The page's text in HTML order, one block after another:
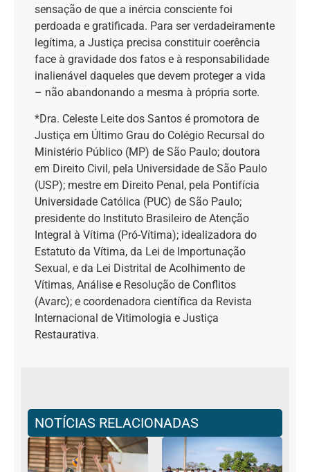
sensação de que a inércia consciente foi
perdoada e gratificada. Para ser verdadeiramente
legítima, a Justiça precisa constituir coerência
face à gravidade dos fatos e à responsabilidade
inalienável daqueles que devem proteger a vida
– não abandonando a mesma à própria sorte.
*Dra. Celeste Leite dos Santos é promotora de
Justiça em Último Grau do Colégio Recursal do
Ministério Público (MP) de São Paulo; doutora
em Direito Civil, pela Universidade de São Paulo
(USP); mestre em Direito Penal, pela Pontifícia
Universidade Católica (PUC) de São Paulo;
presidente do Instituto Brasileiro de Atenção
Integral à Vítima (Pró-Vítima); idealizadora do
Estatuto da Vítima, da Lei de Importunação
Sexual, e da Lei Distrital de Acolhimento de
Vítimas, Análise e Resolução de Conflitos
(Avarc); e coordenadora científica da Revista
Internacional de Vitimologia e Justiça
Restaurativa.
NOTÍCIAS RELACIONADAS